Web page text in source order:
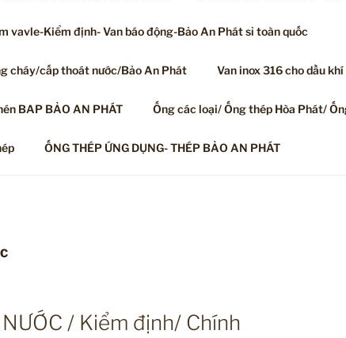
vavle-Kiểm định- Van báo động-Bảo An Phát sỉ toàn quốc
cháy/cấp thoát nước/Bảo An Phát Van inox 316 cho dầu
BAP BẢO AN PHÁT Ống các loại/ Ống thép Hòa Phát/
ỐNG THÉP ỨNG DỤNG- THÉP BẢO AN PHÁT
/ Kiểm định/ Chính